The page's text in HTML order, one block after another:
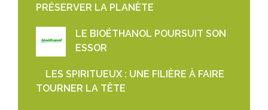
PRÉSERVER LA PLANÈTE
LE BIOÉTHANOL POURSUIT SON
ESSOR
LES SPIRITUEUX : UNE FILIÈRE À FAIRE
TOURNER LA TÊTE